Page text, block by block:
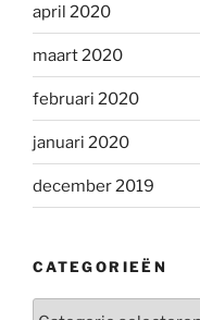
april 2020
maart 2020
februari 2020
januari 2020
december 2019
CATEGORIEËN
Categorieën